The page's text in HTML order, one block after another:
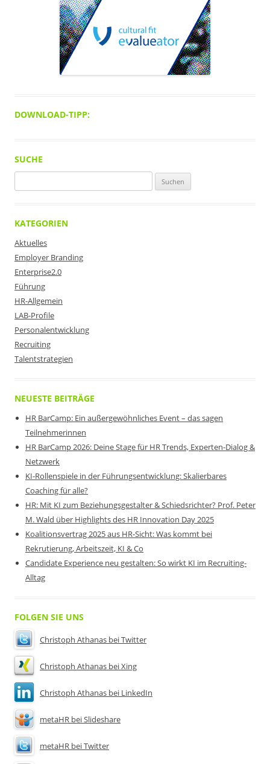
DOWNLOAD-TIPP:
SUCHE
nach:
KATEGORIEN
Aktuelles
Employer Branding
Enterprise2.0
Führung
HR-Allgemein
LAB-Profile
Personalentwicklung
Recruiting
Talentstrategien
NEUESTE BEITRÄGE
HR BarCamp: Ein außergewöhnliches Event – das sagen
Teilnehmerinnen
HR BarCamp 2026: Deine Stage für HR Trends, Experten-Dialog &
Netzwerk
KI-Rollenspiele in der Führungsentwicklung: Skalierbares
Coaching für alle?
HR: Mit KI zum Beziehungsgestalter & Schiedsrichter? Prof. Peter
M. Wald über Highlights des HR Innovation Day 2025
Koalitionsvertrag 2025 aus HR-Sicht: Was kommt bei
Rekrutierung, Arbeitszeit, KI & Co
Candidate Experience neu gestalten: So wirkt KI im Recruiting-
Alltag
FOLGEN SIE UNS
Christoph Athanas bei Twitter
Christoph Athanas bei Xing
Christoph Athanas bei LinkedIn
metaHR bei Slideshare
metaHR bei Twitter